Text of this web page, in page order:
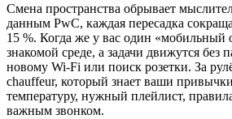
Смена пространства обрывает
данным PwC, каждая пересадка
15 %. Когда же у вас один «мобильный
знакомой среде, а задачи движутся без
новому Wi-Fi или поиск розетки. За
chauffeur, который знает ваши
температуру, нужный плейлист,
важным звонком.